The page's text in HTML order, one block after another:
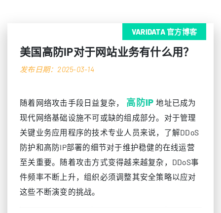
VARIDATA 官方博客
美国高防IP对于网站业务有什么用？
发布日期：2025-03-14
随着网络攻击手段日益复杂， 高防IP 地址已成为
现代网络基础设施不可或缺的组成部分。对于管理
关键业务应用程序的技术专业人员来说，了解DDoS
防护和高防IP部署的细节对于维护稳健的在线运营
至关重要。随着攻击方式变得越来越复杂，DDoS事
件频率不断上升，组织必须调整其安全策略以应对
这些不断演变的挑战。